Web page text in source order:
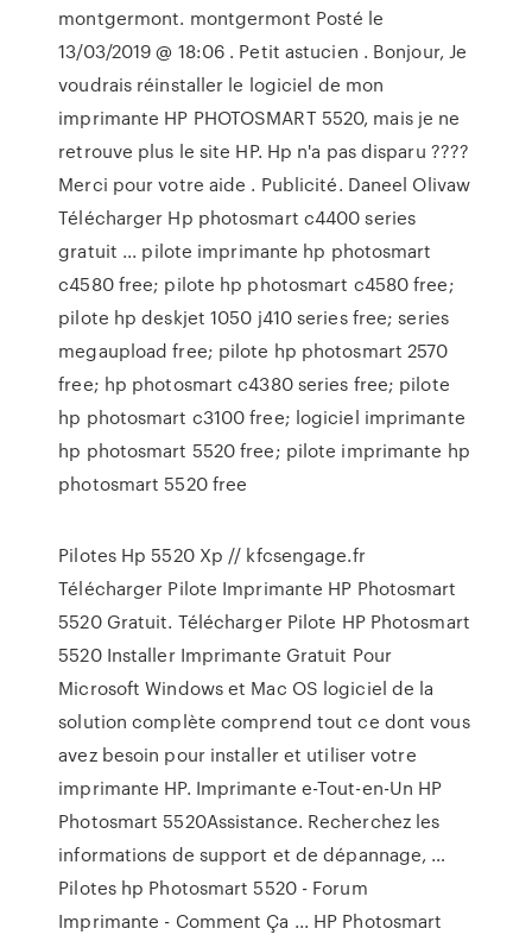
montgermont. montgermont Posté le
13/03/2019 @ 18:06 . Petit astucien . Bonjour, Je
voudrais réinstaller le logiciel de mon
imprimante HP PHOTOSMART 5520, mais je ne
retrouve plus le site HP. Hp n'a pas disparu ????
Merci pour votre aide . Publicité. Daneel Olivaw
Télécharger Hp photosmart c4400 series
gratuit ... pilote imprimante hp photosmart
c4580 free; pilote hp photosmart c4580 free;
pilote hp deskjet 1050 j410 series free; series
megaupload free; pilote hp photosmart 2570
free; hp photosmart c4380 series free; pilote
hp photosmart c3100 free; logiciel imprimante
hp photosmart 5520 free; pilote imprimante hp
photosmart 5520 free
Pilotes Hp 5520 Xp // kfcsengage.fr
Télécharger Pilote Imprimante HP Photosmart
5520 Gratuit. Télécharger Pilote HP Photosmart
5520 Installer Imprimante Gratuit Pour
Microsoft Windows et Mac OS logiciel de la
solution complète comprend tout ce dont vous
avez besoin pour installer et utiliser votre
imprimante HP. Imprimante e-Tout-en-Un HP
Photosmart 5520Assistance. Recherchez les
informations de support et de dépannage, …
Pilotes hp Photosmart 5520 - Forum
Imprimante - Comment Ça ... HP Photosmart